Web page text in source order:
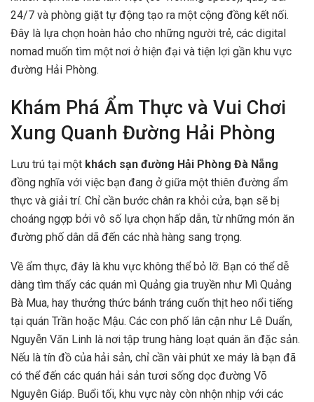
24/7 và phòng giặt tự động tạo ra một cộng đồng kết nối.
Đây là lựa chọn hoàn hảo cho những người trẻ, các digital
nomad muốn tìm một nơi ở hiện đại và tiện lợi gần khu vực
đường Hải Phòng.
Khám Phá Ẩm Thực và Vui Chơi
Xung Quanh Đường Hải Phòng
Lưu trú tại một khách sạn đường Hải Phòng Đà Nẵng
đồng nghĩa với việc bạn đang ở giữa một thiên đường ẩm
thực và giải trí. Chỉ cần bước chân ra khỏi cửa, bạn sẽ bị
choáng ngợp bởi vô số lựa chọn hấp dẫn, từ những món ăn
đường phố dân dã đến các nhà hàng sang trọng.
Về ẩm thực, đây là khu vực không thể bỏ lỡ. Bạn có thể dễ
dàng tìm thấy các quán mì Quảng gia truyền như Mì Quảng
Bà Mua, hay thưởng thức bánh tráng cuốn thịt heo nổi tiếng
tại quán Trần hoặc Mậu. Các con phố lân cận như Lê Duẩn,
Nguyễn Văn Linh là nơi tập trung hàng loạt quán ăn đặc sản.
Nếu là tín đồ của hải sản, chỉ cần vài phút xe máy là bạn đã
có thể đến các quán hải sản tươi sống dọc đường Võ
Nguyên Giáp. Buổi tối, khu vực này còn nhộn nhịp với các